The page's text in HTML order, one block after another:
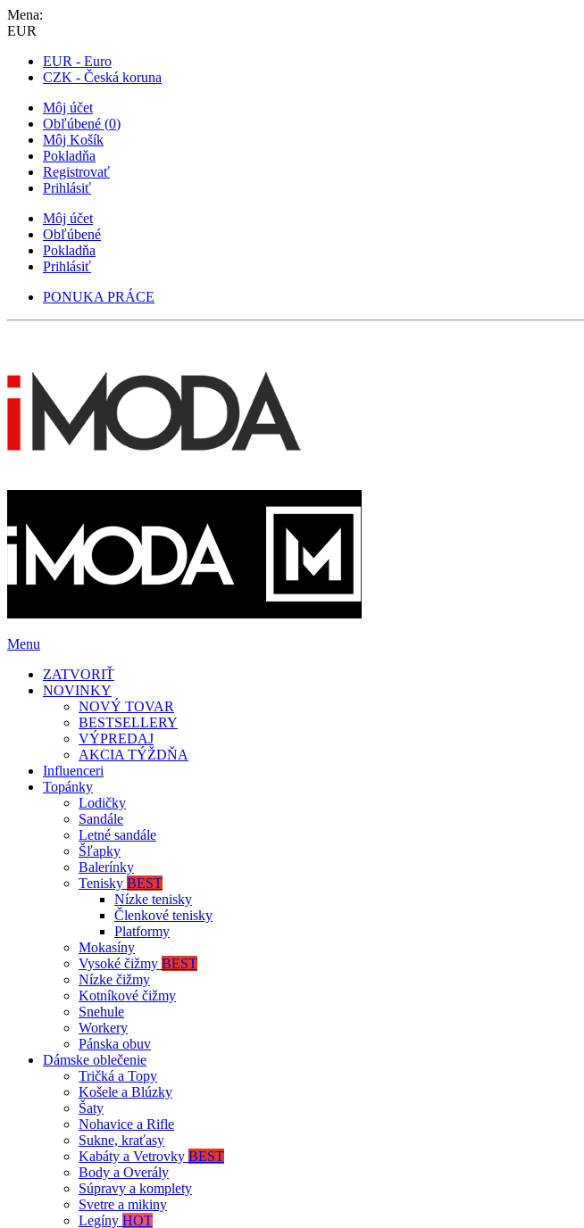
Mena:
EUR
EUR - Euro
CZK - Česká koruna
Môj účet
Obľúbené (0)
Môj Košík
Pokladňa
Registrovať
Prihlásiť
Môj účet
Obľúbené
Pokladňa
Prihlásiť
PONUKA PRÁCE
Menu
ZATVORIŤ
NOVINKY
NOVÝ TOVAR
BESTSELLERY
VÝPREDAJ
AKCIA TÝŽDŇA
Influenceri
Topánky
Lodičky
Sandále
Letné sandále
Šľapky
Balerínky
Tenisky BEST
Nízke tenisky
Členkové tenisky
Platformy
Mokasíny
Vysoké čižmy BEST
Nízke čižmy
Kotníkové čižmy
Snehule
Workery
Pánska obuv
Dámske oblečenie
Tričká a Topy
Košele a Blúzky
Šaty
Nohavice a Rifle
Sukne, kraťasy
Kabáty a Vetrovky BEST
Body a Overály
Súpravy a komplety
Svetre a mikiny
Legíny HOT